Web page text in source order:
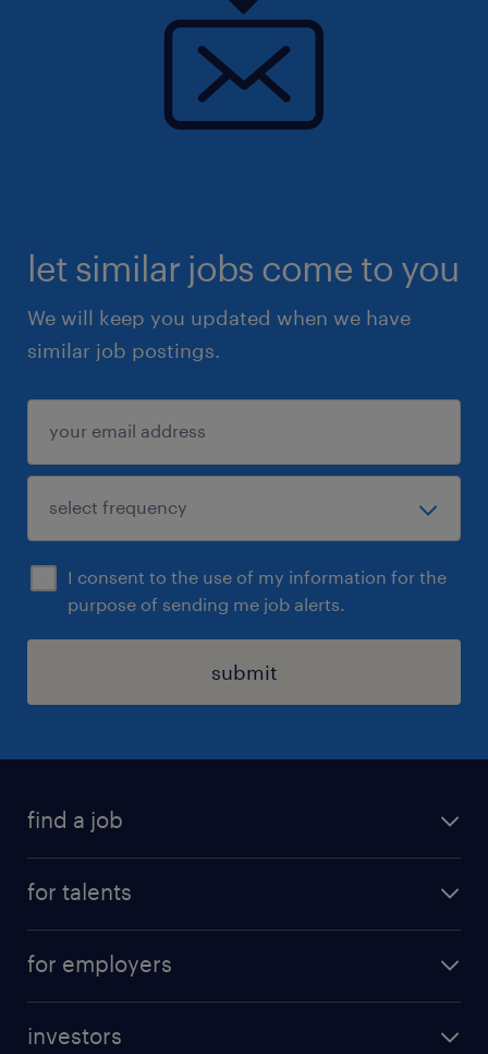
let similar jobs come to you
We will keep you updated when we have
similar job postings.
I consent to the use of my information for the
purpose of sending me job alerts.
submit
find a job
for talents
professional career
for employers
investors